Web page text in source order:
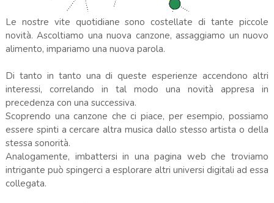
Le nostre vite quotidiane sono costellate di tante piccole
novità. Ascoltiamo una nuova canzone, assaggiamo un nuovo
alimento, impariamo una nuova parola.
Di tanto in tanto una di queste esperienze accendono altri
interessi, correlando in tal modo una novità appresa in
precedenza con una successiva.
Scoprendo una canzone che ci piace, per esempio, possiamo
essere spinti a cercare altra musica dallo stesso artista o della
stessa sonorità.
Analogamente, imbattersi in una pagina web che troviamo
intrigante può spingerci a esplorare altri universi digitali ad essa
collegata.